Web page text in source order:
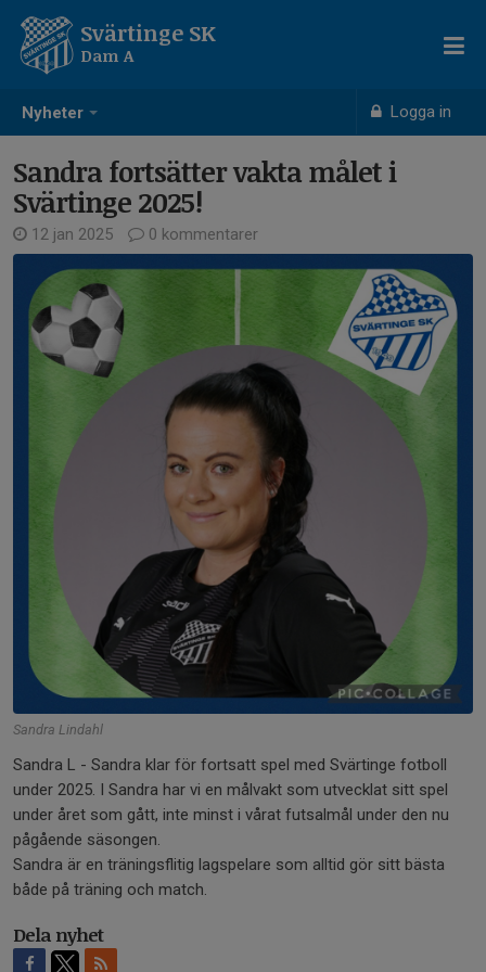
Nyheter Logga in
Svärtinge SK
Dam A
Sandra fortsätter vakta målet i
Svärtinge 2025!
12 jan 2025 0 kommentarer
Sandra Lindahl
Sandra L - Sandra klar för fortsatt spel med Svärtinge fotboll
under 2025. I Sandra har vi en målvakt som utvecklat sitt spel
under året som gått, inte minst i vårat futsalmål under den nu
pågående säsongen.
Sandra är en träningsflitig lagspelare som alltid gör sitt bästa
både på träning och match.
Dela nyhet